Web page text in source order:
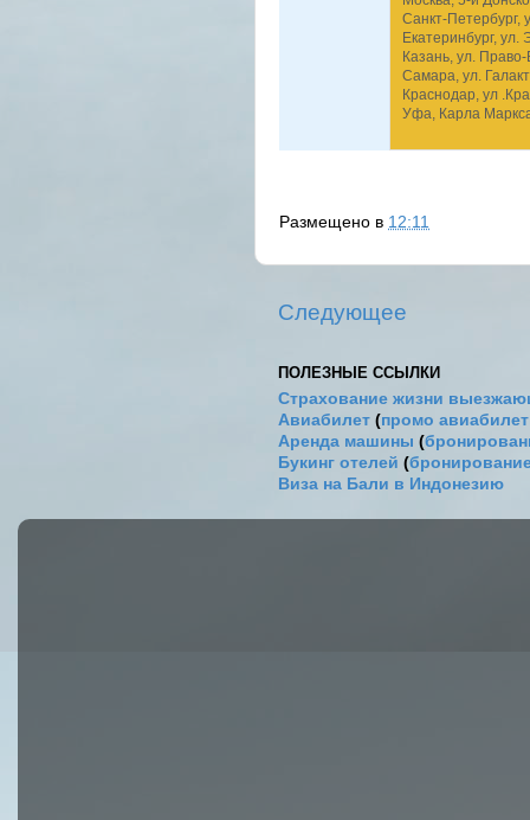
Санкт-Петербург,
Екатеринбург,
Казань, ул.
Самара, ул.
Краснодар, ул
Уфа, Карла
Размещено в 12:11
Следующее
ПОЛЕЗНЫЕ ССЫЛКИ
Страхование жизни
Авиабилет (промо
Аренда машины (
Букинг отелей (
Виза на Бали в Индонезию